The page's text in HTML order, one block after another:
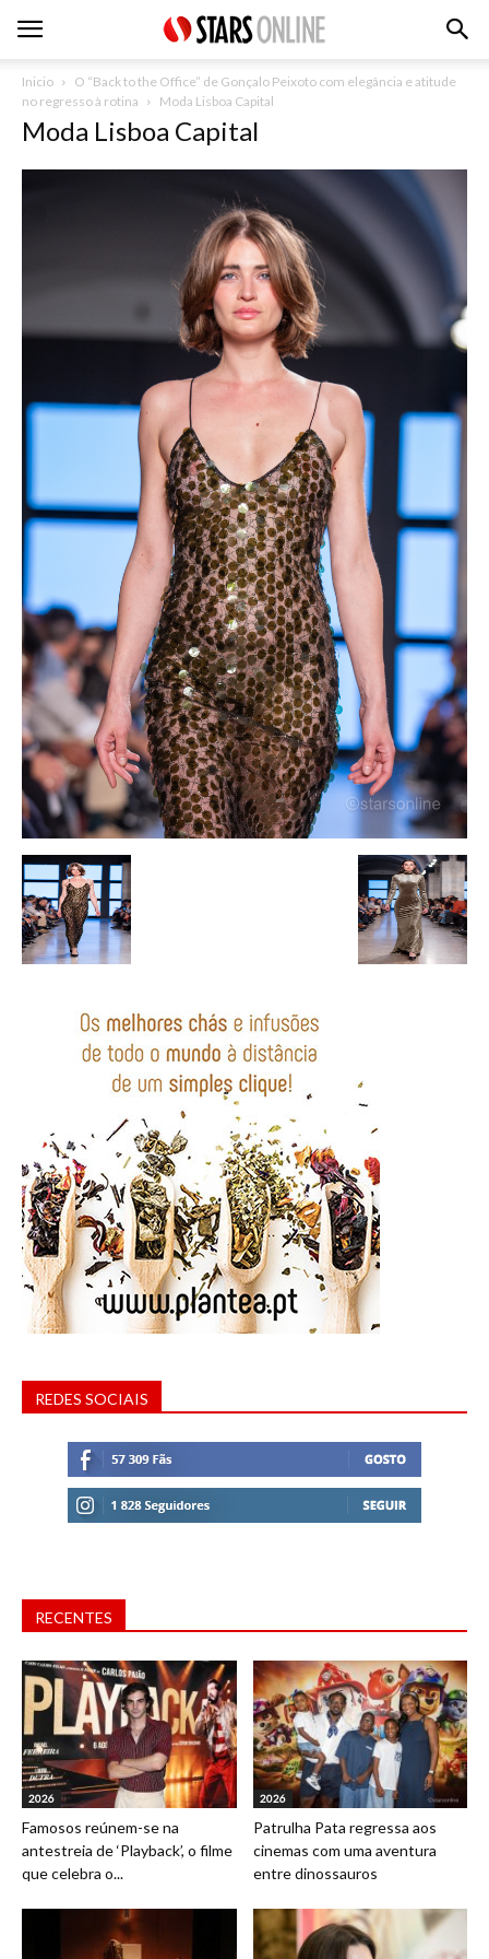
Inicio
O “Back to the Office” de Gonçalo Peixoto com elegância e atitude
no regresso à rotina
Moda Lisboa Capital
Moda Lisboa Capital
REDES SOCIAIS
RECENTES
2026
Famosos reúnem-se na
antestreia de ‘Playback’, o filme
que celebra o...
2026
Patrulha Pata regressa aos
cinemas com uma aventura
entre dinossauros